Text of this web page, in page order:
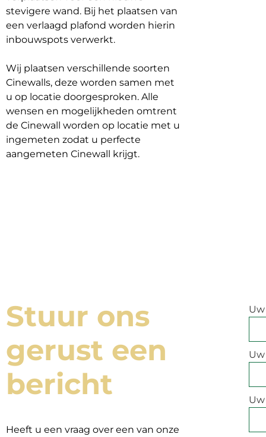
stevigere wand. Bij het plaatsen van
een verlaagd plafond worden hierin
inbouwspots verwerkt.
Wij plaatsen verschillende soorten
Cinewalls, deze worden samen met
u op locatie doorgesproken. Alle
wensen en mogelijkheden omtrent
de Cinewall worden op locatie met u
ingemeten zodat u perfecte
aangemeten Cinewall krijgt.
Stuur ons
gerust een
bericht
Heeft u een vraag over een van onze